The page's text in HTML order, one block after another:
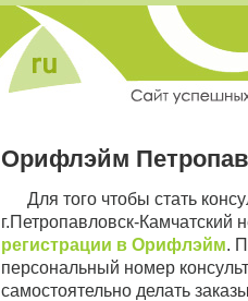
Орифлэйм
Для того чтобы стать
г.Петропавловск-Камчатский
регистрации в Орифлэйм.
персональный номер
самостоятельно делать